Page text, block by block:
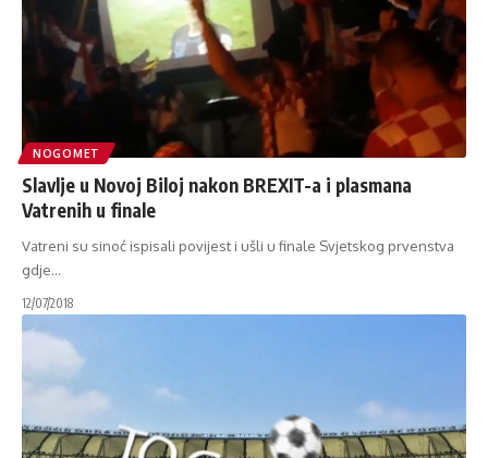
NOGOMET
Slavlje u Novoj Biloj nakon BREXIT-a i plasmana
Vatrenih u finale
Vatreni su sinoć ispisali povijest i ušli u finale Svjetskog prvenstva
gdje…
12/07/2018